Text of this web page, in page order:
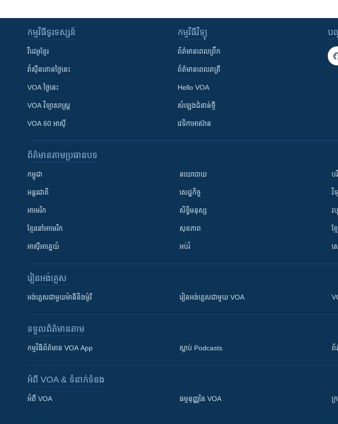
ប
កម្មវិធី​ទូរទស្សន៍
វីដេអូ​ខ្មែរ
វ៉ាស៊ីនតោន​ថ្ងៃ​នេះ
VOA ថ្ងៃនេះ
VOA ​វិទ្យាសាស្ត្រ
VOA 60 អាស៊ី
កម្មវិធី​វិទ្យុ
ព័ត៌មាន​ពេល​ព្រឹក
ព័ត៌មាន​​ពេល​រាត្រី
Hello VOA
សំឡេង​ជំនាន់​ថ្មី
វេទិកា​អាស៊ាន
ព័ត៌មាន​តាមប្រធានបទ​
កម្ពុជា
អន្តរជាតិ
អាមេរិក
ខ្មែរ​នៅអាមេរិក
អាស៊ីអាគ្នេយ៍
នយោបាយ
សេដ្ឋកិច្ច
សិទ្ធិមនុស្ស
សុខភាព
អប់រំ
ប
វិ
វ
ខ្
ស
រៀន​​អង់គ្លេស
អង់គ្លេស​ជាមួយ​ម៉ានី​និង​ម៉ូរី រៀន​​​​​​អង់គ្លេស​​ជាមួយ VOA
ទទួល​ព័ត៌មាន​តាម
កម្មវិធី​ព័ត៌មាន VOA App ស្តាប់ Podcasts ព័
អំពី​ VOA & ទំនាក់ទំនង
អំពី​ VOA ធម្មនុញ្ញ​នៃ VOA ក្